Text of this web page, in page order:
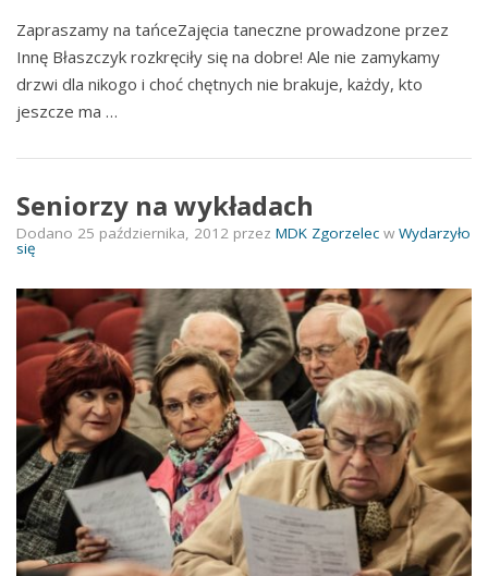
Zapraszamy na tańceZajęcia taneczne prowadzone przez
Innę Błaszczyk rozkręciły się na dobre! Ale nie zamykamy
drzwi dla nikogo i choć chętnych nie brakuje, każdy, kto
jeszcze ma …
Seniorzy na wykładach
Dodano 25 października, 2012 przez MDK Zgorzelec w Wydarzyło
się